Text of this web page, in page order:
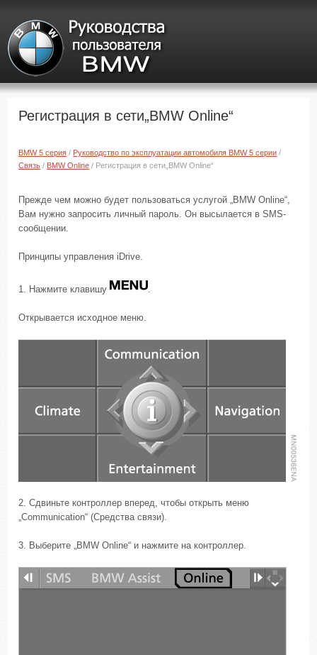
Регистрация в сети„BMW Online“
BMW 5 серия / Руководство по эксплуатации автомобиля BMW 5 серии /
Связь / BMW Online / Регистрация в сети„BMW Online“
Прежде чем можно будет пользоваться услугой „BMW Online“,
Вам нужно запросить личный пароль. Он высылается в SMS-
сообщении.
Принципы управления iDrive.
1. Нажмите клавишу .
Открывается исходное меню.
2. Сдвиньте контроллер вперед, чтобы открыть меню
„Communication“ (Средства связи).
3. Выберите „BMW Online“ и нажмите на контроллер.